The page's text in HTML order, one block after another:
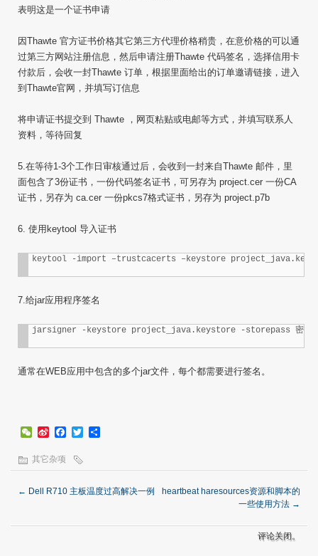
表明这是一个证书申请
因Thawte 官方证书价格其它第三方代理价格稍贵，在意价格的可以通
过第三方网站注册信息，然后申请注册Thawte 代码签名，选择信用卡
付款后，会收一封Thawte 订单，根据里面给出的订单邀请链接，进入
到Thawte官网，并填写订信息
将申请证书提交到 Thawte ，网页粘贴或电邮等方式，并填写联系人
资料，等待回复
5.在等待1-3个工作日审核通过后，会收到一封来自Thawte 邮件，里
面包含了3份证书，一份代码签名证书，可另存为 project.cer 一份CA
证书，另存为 ca.cer 一份pkcs7格式证书，另存为 project.p7b
6. 使用keytool 导入证书
keytool -import –trustcacerts –keystore
7.给jar应用程序签名
jarsigner -keystore project_java.keystore -storepass 密码 -
通常在WEB应用中包含的多个jar文件，每个都需要进行签名。
WeChat
SinaFacebook
Twitter
其它杂项
← Dell R710 主板温度过高解决一例
heartbeat haresources资源和脚本的
一些使用方法 →
评论关闭。